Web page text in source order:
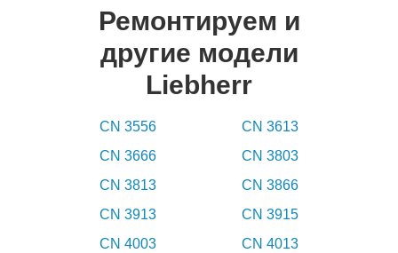
Ремонтируем и
другие модели
Liebherr
CN 3556
CN 3613
CN 3666
CN 3803
CN 3813
CN 3866
CN 3913
CN 3915
CN 4003
CN 4013